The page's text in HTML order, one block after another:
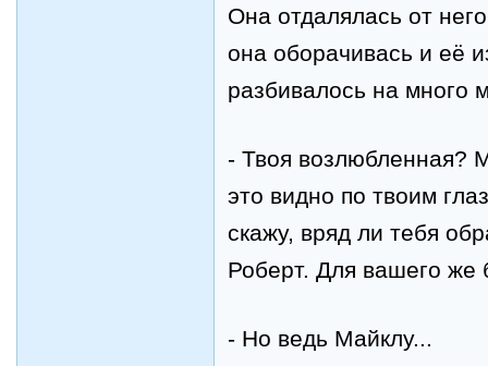
Она отдалялась от
она оборачивась и её
разбивалось на много
- Твоя возлюбленная?
это видно по твоим
скажу, вряд ли тебя
Роберт. Для вашего же
- Но ведь Майклу...